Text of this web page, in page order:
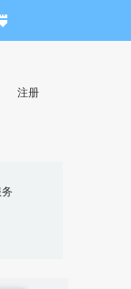
注册